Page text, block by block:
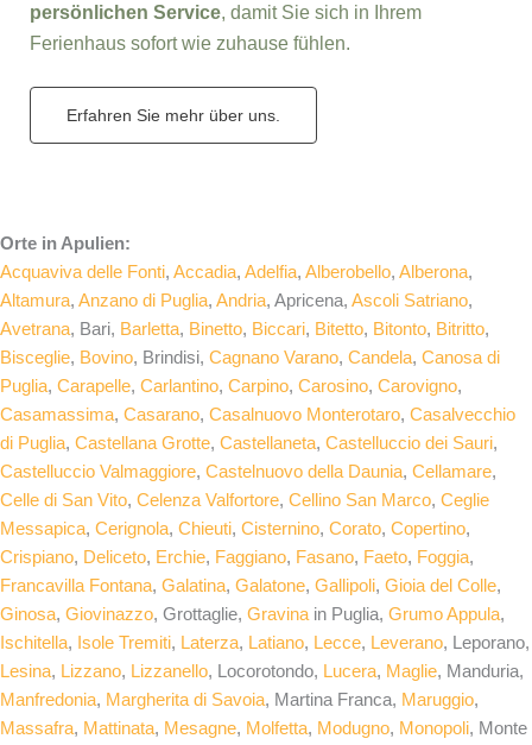
persönlichen Service, damit Sie sich in Ihrem
Ferienhaus sofort wie zuhause fühlen.
Erfahren Sie mehr über uns.
Orte in Apulien:
Acquaviva delle Fonti, Accadia, Adelfia, Alberobello, Alberona,
Altamura, Anzano di Puglia, Andria, Apricena, Ascoli Satriano,
Avetrana, Bari, Barletta, Binetto, Biccari, Bitetto, Bitonto, Bitritto,
Bisceglie, Bovino, Brindisi, Cagnano Varano, Candela, Canosa di
Puglia, Carapelle, Carlantino, Carpino, Carosino, Carovigno,
Casamassima, Casarano, Casalnuovo Monterotaro, Casalvecchio
di Puglia, Castellana Grotte, Castellaneta, Castelluccio dei Sauri,
Castelluccio Valmaggiore, Castelnuovo della Daunia, Cellamare,
Celle di San Vito, Celenza Valfortore, Cellino San Marco, Ceglie
Messapica, Cerignola, Chieuti, Cisternino, Corato, Copertino,
Crispiano, Deliceto, Erchie, Faggiano, Fasano, Faeto, Foggia,
Francavilla Fontana, Galatina, Galatone, Gallipoli, Gioia del Colle,
Ginosa, Giovinazzo, Grottaglie, Gravina in Puglia, Grumo Appula,
Ischitella, Isole Tremiti, Laterza, Latiano, Lecce, Leverano, Leporano,
Lesina, Lizzano, Lizzanello, Locorotondo, Lucera, Maglie, Manduria,
Manfredonia, Margherita di Savoia, Martina Franca, Maruggio,
Massafra, Mattinata, Mesagne, Molfetta, Modugno, Monopoli, Monte